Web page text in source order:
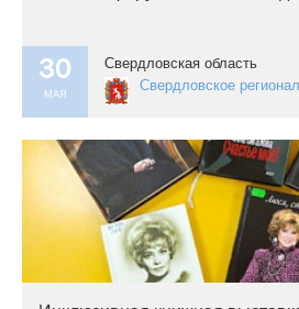
30
МАЯ
Свердловская область
Свердловское